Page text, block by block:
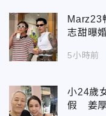
志甜曝
5小時前
小24歲
假 姜厚